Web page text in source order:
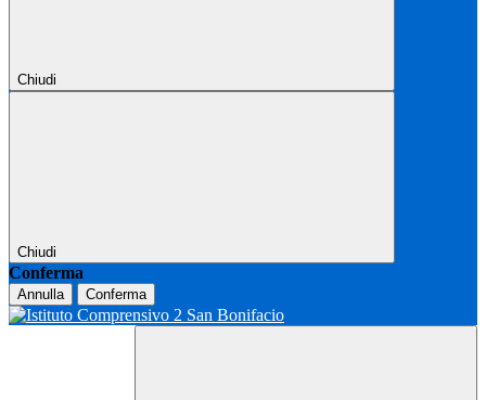
Chiudi
Chiudi
Conferma
Annulla Conferma